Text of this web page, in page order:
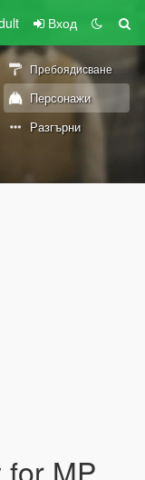
Вход
Пребоядисване
Персонажи
Разгърни
for MP